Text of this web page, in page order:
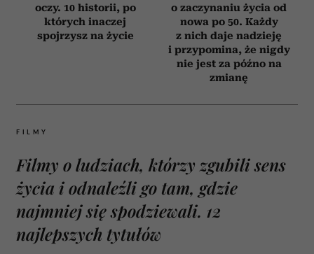
oczy. 10 historii, po
których inaczej
spojrzysz na życie
o zaczynaniu życia od
nowa po 50. Każdy
z nich daje nadzieję
i przypomina, że nigdy
nie jest za późno na
zmianę
FILMY
Filmy o ludziach, którzy zgubili sens
życia i odnaleźli go tam, gdzie
najmniej się spodziewali. 12
najlepszych tytułów